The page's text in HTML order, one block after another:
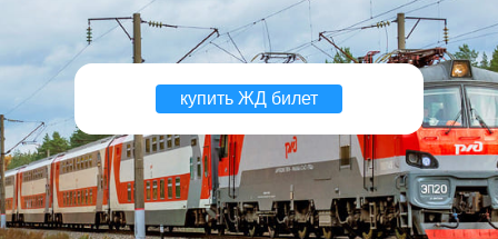
купить ЖД билет